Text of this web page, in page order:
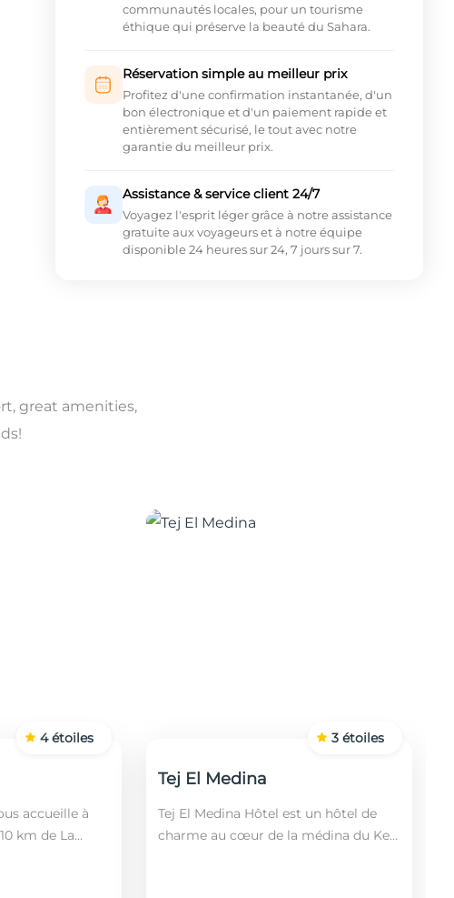
communautés locales, pour un tourisme
éthique qui préserve la beauté du Sahara.
Réservation simple au meilleur prix
Profitez d'une confirmation instantanée, d'un
bon électronique et d'un paiement rapide et
entièrement sécurisé, le tout avec notre
garantie du meilleur prix.
Assistance & service client 24/7
Voyagez l'esprit léger grâce à notre assistance
gratuite aux voyageurs et à notre équipe
disponible 24 heures sur 24, 7 jours sur 7.
great amenities,
accueille à
km de La
4 étoiles
Tej El Medina
Tej El Medina Hôtel est un hôtel de
charme au cœur de la médina du Kef,
3 étoiles